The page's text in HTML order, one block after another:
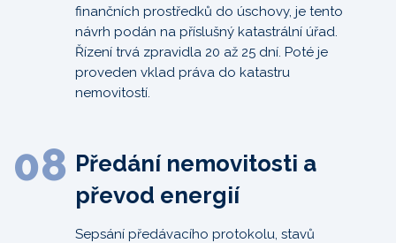
finančních prostředků do úschovy, je tento
návrh podán na příslušný katastrální úřad.
Řízení trvá zpravidla 20 až 25 dní. Poté je
proveden vklad práva do katastru
nemovitostí.
08 Předání nemovitosti a
převod energií
Sepsání předávacího protokolu, stavů